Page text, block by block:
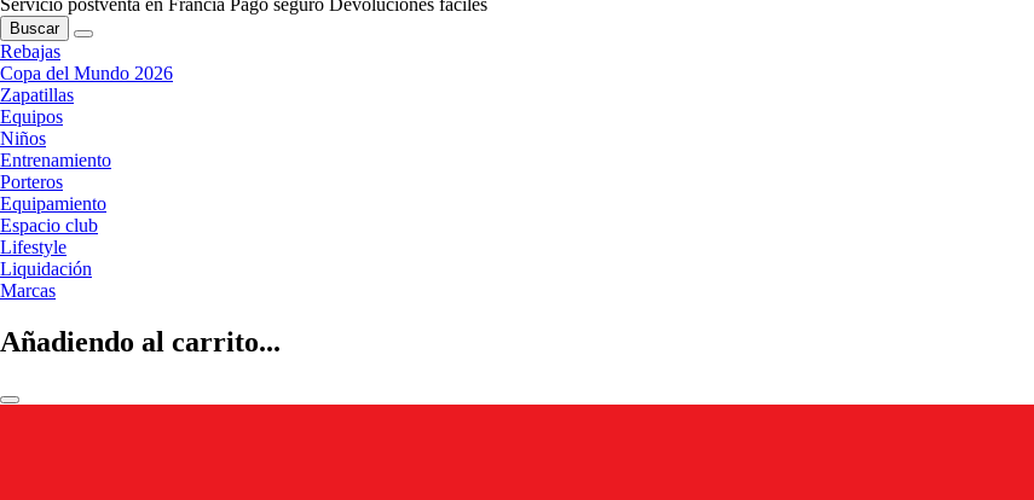
Servicio postventa en Francia Pago seguro Devoluciones fáciles
Buscar
Rebajas
Copa del Mundo 2026
Zapatillas
Equipos
Niños
Entrenamiento
Porteros
Equipamiento
Espacio club
Lifestyle
Liquidación
Marcas
Añadiendo al carrito...